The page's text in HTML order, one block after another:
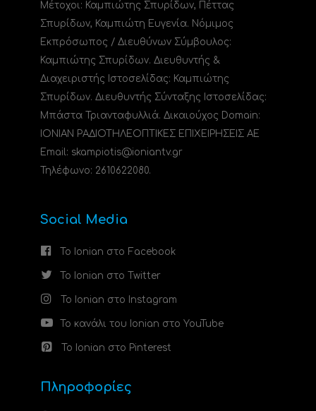
Μέτοχοι: Καμπιώτης Σπυρίδων, Πέττας
Σπυρίδων, Καμπιώτη Ευγενία. Νόμιμος
Εκπρόσωπος / Διευθύνων Σύμβουλος:
Καμπιώτης Σπυρίδων. Διευθυντής &
Διαχειριστής Ιστοσελίδας: Καμπιώτης
Σπυρίδων. Διευθυντής Σύνταξης Ιστοσελίδας:
Μπάστα Τριανταφυλλιά. Δικαιούχος Domain:
ΙΟΝΙΑΝ ΡΑΔΙΟΤΗΛΕΟΠΤΙΚΕΣ ΕΠΙΧΕΙΡΗΣΕΙΣ ΑΕ
Email: skampiotis@ioniantv.gr
Τηλέφωνο: 2610622080.
Social Media
Το Ionian στο Facebook
Το Ionian στο Twitter
Το Ionian στο Instagram
Το κανάλι του Ionian στο YouTube
Το Ionian στο Pinterest
Πληροφορίες